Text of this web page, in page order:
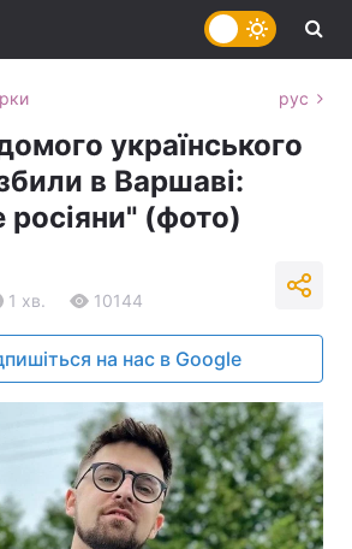
рус
українського
в Варшаві:
(фото)
1 хв. 10144
на нас в Google